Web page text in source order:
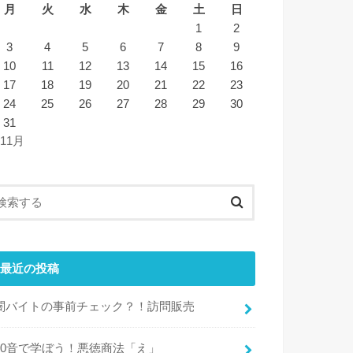
月 火 水 木 金 土
日
1
2
3
4 5 6 7 8
9
10
11 12 13 14 15
16
17
18 19 20 21 22
23
24
25 26 27 28 29
30
31
月
最近の投稿
バイトの事前チェック？！訪問販売
音で学ぼう！悪徳商法「え」